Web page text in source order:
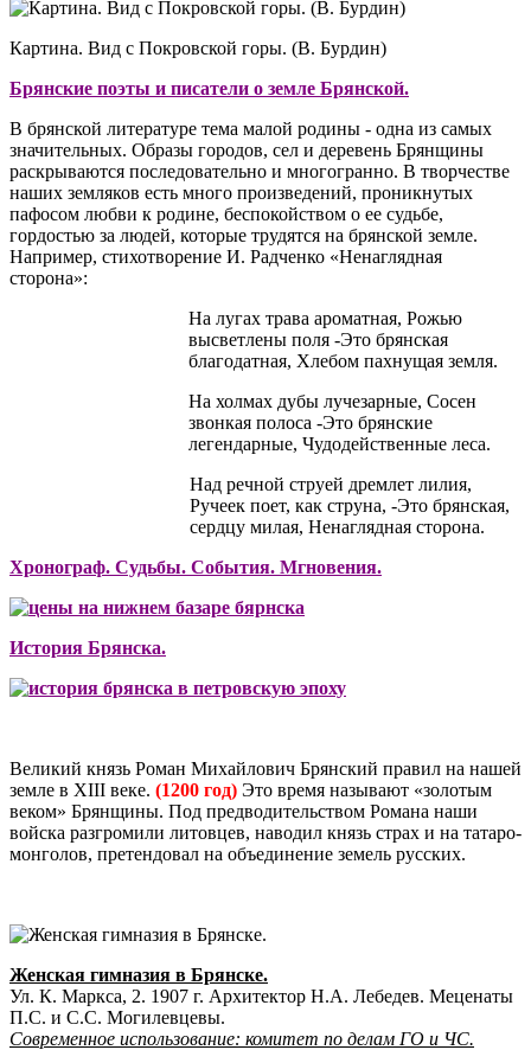
Картина. Вид с Покровской горы. (В. Бурдин)
Брянские поэты и писатели о земле Брянской.
В брянской литературе тема малой родины - одна из самых
значительных. Образы городов, сел и деревень Брянщины
раскрываются последовательно и многогранно. В творчестве
наших земляков есть много произведений, про­никнутых
пафосом любви к родине, беспокойством о ее судьбе,
гордостью за людей, которые трудятся на брянской земле.
Например, стихотворение И. Радченко «Ненаглядная
сторона»:
На лугах трава ароматная, Рожью
высветлены поля -Это брянская
благодатная, Хлебом пахнущая земля.
На холмах дубы лучезарные, Сосен
звонкая полоса -Это брянские
легендарные, Чудодейственные леса.
Над речной струей дремлет лилия,
Ручеек поет, как струна, -Это брянская,
сердцу милая, Ненаглядная сторона.
Хронограф. Судьбы. События. Мгновения.
История Брянска.
Великий князь Роман Михайлович Брянский правил на нашей
земле в XIII веке. (1200 год) Это время называют «золотым
веком» Брянщины. Под предводительством Романа наши
войска разгромили литовцев, наводил князь страх и на татаро-
монголов, претендовал на объединение земель русских.
Женская гимназия в Брянске.
Ул. К. Маркса, 2. 1907 г. Архитектор Н.А. Лебедев. Меценаты
П.С. и С.С. Могилевцевы.
Современное использование: комитет по делам ГО и ЧС.